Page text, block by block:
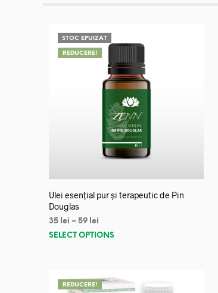
STOC EPUIZAT
REDUCERE!
Ulei esențial pur și terapeutic de Pin
Douglas
35 lei – 59 lei
SELECT OPTIONS
REDUCERE!